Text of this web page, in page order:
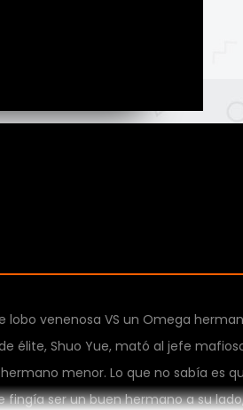
lobo venenosa VS un Omega
élite, Shuo Yue, mató al jefe
menor. Lo que no sabía es
fingía ser un buen hermano a su